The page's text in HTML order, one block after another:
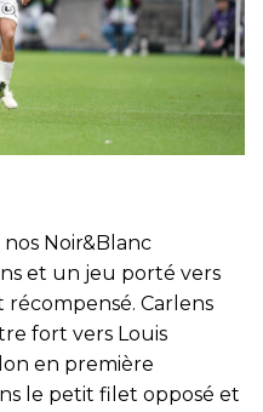
Noir&Blanc
et un jeu porté vers
récompensé. Carlens
fort vers Louis
en première
le petit filet opposé et